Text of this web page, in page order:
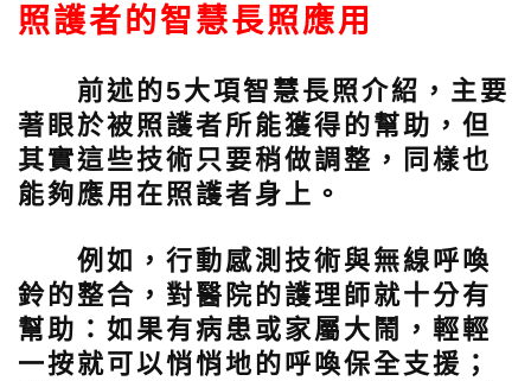
照護者的智慧長照應用
前述的5大項智慧長照介紹，主要
著眼於被照護者所能獲得的幫助，但
其實這些技術只要稍做調整，同樣也
能夠應用在照護者身上。
例如，行動感測技術與無線呼喚
鈴的整合，對醫院的護理師就十分有
幫助：如果有病患或家屬大鬧，輕輕
一按就可以悄悄地的呼喚保全支援；